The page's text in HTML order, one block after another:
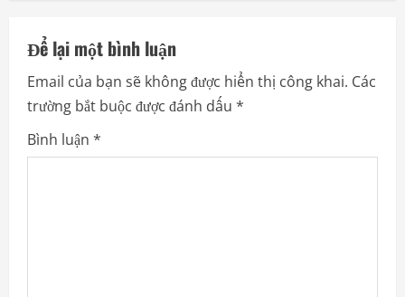
a
v
i
g
Để lại một bình luận
Email của bạn sẽ không được hiển thị công khai. Các
trường bắt buộc được đánh dấu *
Bình luận *